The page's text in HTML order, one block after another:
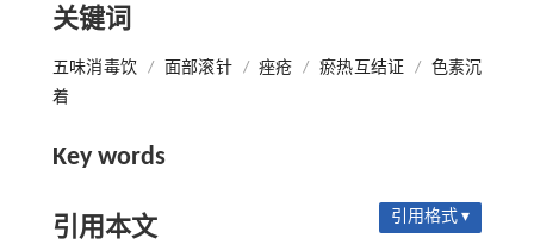
关键词
五味消毒饮 / 面部滚针 / 痤疮 / 瘀热互结证 / 色素沉
着
Key words
引用本文 引用格式 ▾